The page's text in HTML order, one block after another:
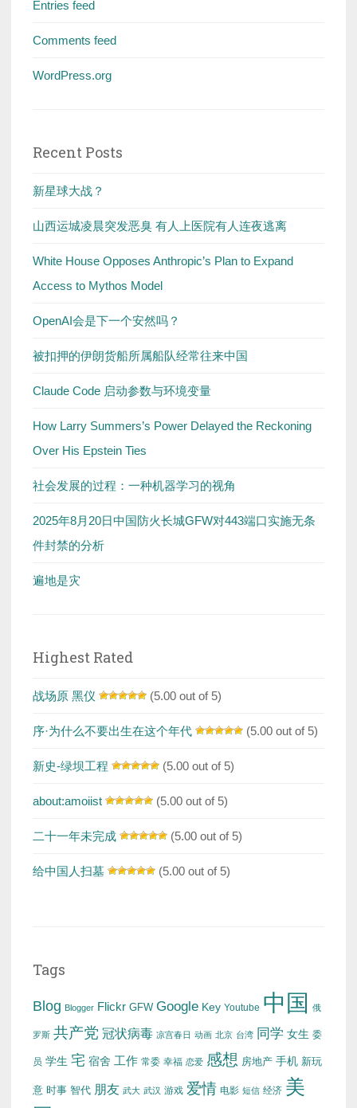
Entries feed
Comments feed
WordPress.org
Recent Posts
新星球大战？
山西运城凌晨突发恶臭 有人上医院有人连夜逃离
White House Opposes Anthropic’s Plan to Expand
Access to Mythos Model
OpenAI会是下一个安然吗？
被扣押的伊朗货船所属船队经常往来中国
Claude Code 启动参数与环境变量
How Larry Summers’s Power Delayed the Reckoning
Over His Epstein Ties
社会发展的过程：一种机器学习的视角
2025年8月20日中国防火长城GFW对443端口实施无条
件封禁的分析
遍地是灾
Highest Rated
战场原 黑仪 (5.00 out of 5)
序·为什么不要出生在这个年代 (5.00 out of 5)
新史-绿坝工程 (5.00 out of 5)
about:amoiist (5.00 out of 5)
二十一年未完成 (5.00 out of 5)
给中国人扫墓 (5.00 out of 5)
Tags
Blog Blogger Flickr GFW Google Key Youtube 中国 俄
罗斯 共产党 冠状病毒 凉宫春日 动画 北京 台湾 同学 女生 委
员 学生 宅 宿舍 工作 常委 幸福 恋爱 感想 房地产 手机 新玩
意 时事 智代 朋友 武大 武汉 游戏 爱情 电影 短信 经济 美